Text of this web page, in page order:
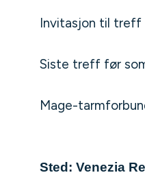
Invitasjon til treff
Siste treff før
Mage-
Sted: Venezia